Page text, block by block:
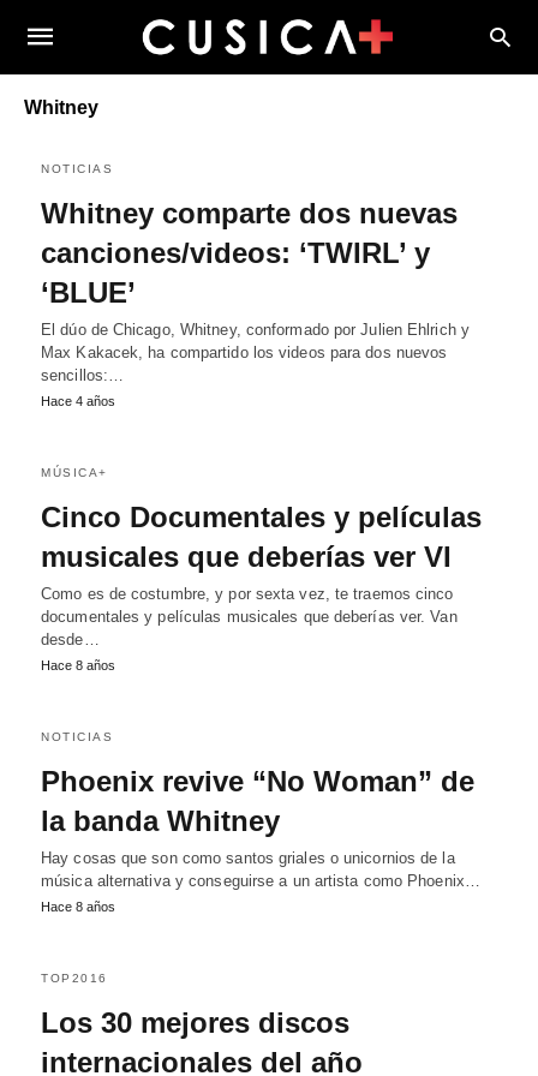
Whitney
NOTICIAS
Whitney comparte dos nuevas
canciones/videos: ‘TWIRL’ y
‘BLUE’
El dúo de Chicago, Whitney, conformado por Julien Ehlrich y
Max Kakacek, ha compartido los videos para dos nuevos
sencillos:…
Hace 4 años
MÚSICA+
Cinco Documentales y películas
musicales que deberías ver VI
Como es de costumbre, y por sexta vez, te traemos cinco
documentales y películas musicales que deberías ver. Van
desde…
Hace 8 años
NOTICIAS
Phoenix revive “No Woman” de
la banda Whitney
Hay cosas que son como santos griales o unicornios de la
música alternativa y conseguirse a un artista como Phoenix…
Hace 8 años
TOP2016
Los 30 mejores discos
internacionales del año